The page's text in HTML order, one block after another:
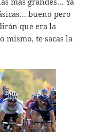
bueno pero
que era la
mismo, te sacas la